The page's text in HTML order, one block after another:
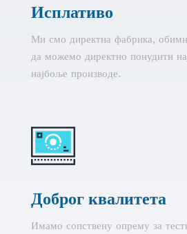
Исплативо
Ми смо директна фабрика,
да можемо директно понудити
најбоље производе.
Доброг квалитета
Имамо сопствену опрему за